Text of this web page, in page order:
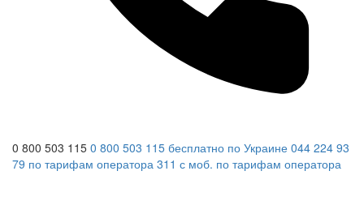
0 800 503 115 0 800 503 115 бесплатно по Украине 044 224 93
79 по тарифам оператора 311 с моб. по тарифам оператора